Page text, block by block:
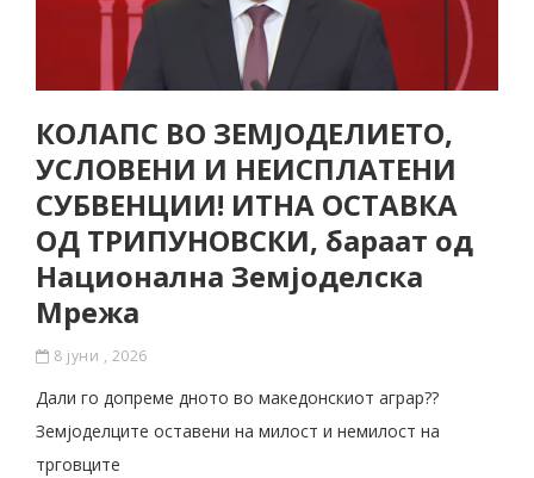
КОЛАПС ВО ЗЕМЈОДЕЛИЕТО,
УСЛОВЕНИ И НЕИСПЛАТЕНИ
СУБВЕНЦИИ! ИТНА ОСТАВКА
ОД ТРИПУНОВСКИ, бараат од
Национална Земјоделска
Мрежа
8 јуни , 2026
Дали го допреме дното во македонскиот аграр??
Земјоделците оставени на милост и немилост на
трговците